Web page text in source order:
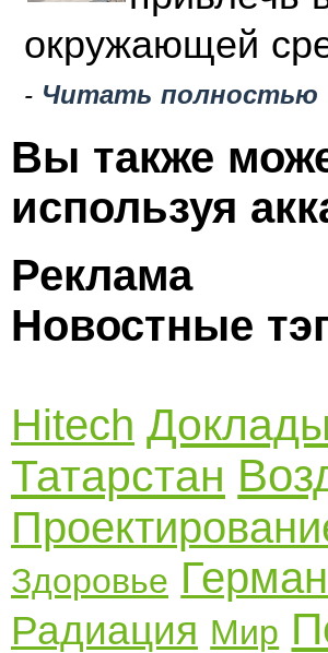
окружающей
- Читать полностью
Вы также
используя
Реклама
Новостные
Hitech Доклады
Татарстан
Здоровье
Радиация Мир